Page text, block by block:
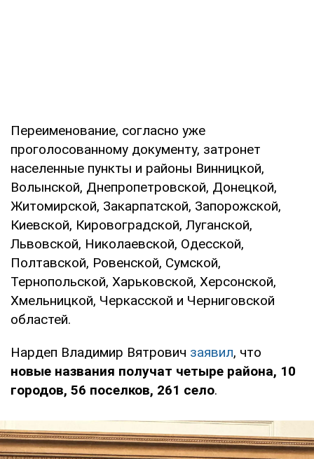
Переименование, согласно уже
проголосованному документу, затронет
населенные пункты и районы Винницкой,
Волынской, Днепропетровской, Донецкой,
Житомирской, Закарпатской, Запорожской,
Киевской, Кировоградской, Луганской,
Львовской, Николаевской, Одесской,
Полтавской, Ровенской, Сумской,
Тернопольской, Харьковской, Херсонской,
Хмельницкой, Черкасской и Черниговской
областей.
Нардеп Владимир Вятрович заявил, что
новые названия получат четыре района, 10
городов, 56 поселков, 261 село.